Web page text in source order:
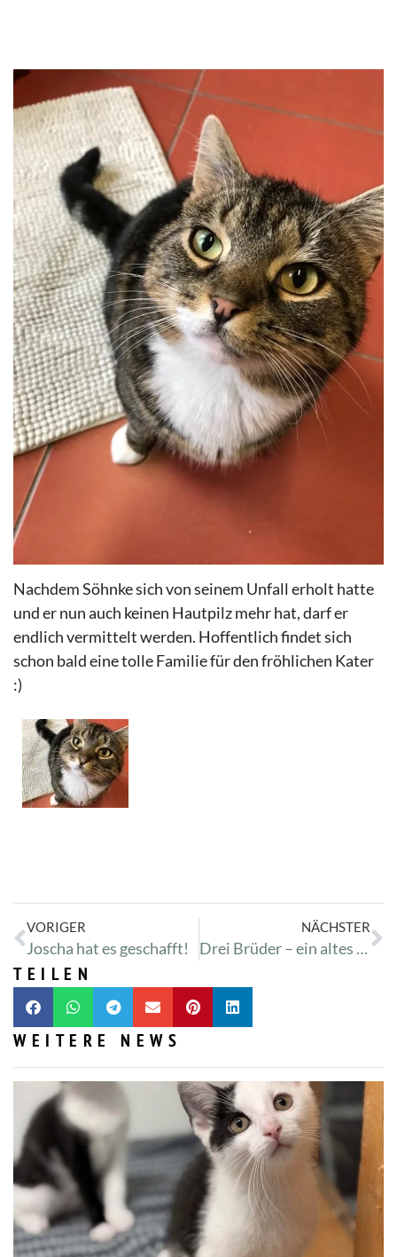
Nachdem Söhnke sich von seinem Unfall erholt hatte
und er nun auch keinen Hautpilz mehr hat, darf er
endlich vermittelt werden. Hoffentlich findet sich
schon bald eine tolle Familie für den fröhlichen Kater
:)
VORIGER
Joscha hat es geschafft!
NÄCHSTER
Drei Brüder – ein altes Auto – einmal um die Ostsee
TEILEN
WEITERE NEWS